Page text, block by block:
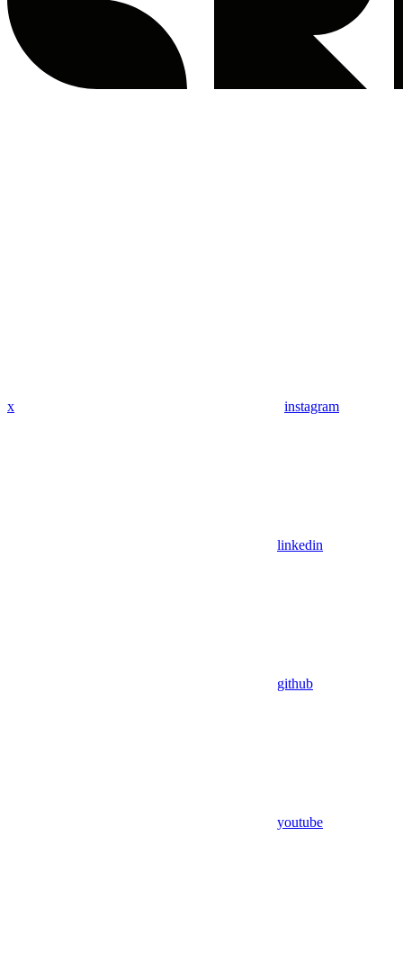
x instagram
linkedin
github
youtube